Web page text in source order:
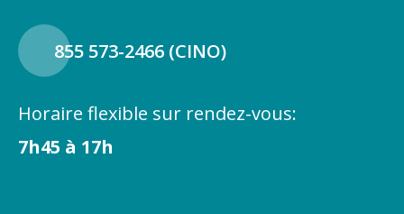
855 573-2466 (CINO)
Horaire flexible sur rendez-vous:
7h45 à 17h